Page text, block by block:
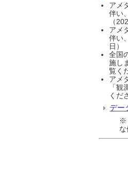
アメ
伴い
（
アメ
伴い
日）
全国
施し
覧く
アメ
「
くだ
デー
※